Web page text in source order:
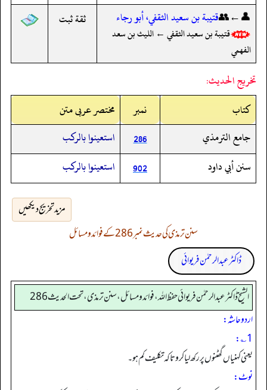
👤←👥قتيبة بن سعيد الثقفي، أبو رجاء
قتيبة بن سعيد الثقفي ← الليث بن سعد
الفهمي
ثقة ثبت
تخريج الحديث:
کتاب
نمبر
مختصر عربی متن
جامع الترمذي
286
استعينوا بالركب
سنن أبي داود
902 استعينوا بالركب
مزید تخریج دیکھیں
سنن ترمذی کی حدیث نمبر 286 کے فوائد و مسائل
ڈاکٹر عبدالرحمٰن فریوائی
الشیخ ڈاکٹر عبد الرحمٰن فریوائی حفظ اللہ، فوائد و مسائل، سنن ترمذی، تحت الحديث 286
اردو حاشہ:
1؎:
یعنی کہنیاں گھٹنوں پر رکھ لیا کرو تاکہ تکلیف کم ہو۔
نوٹ: